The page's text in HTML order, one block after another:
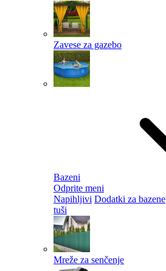
Zavese za gazebo
Bazeni
Odprite meni
Napihljivi Dodatki za bazene
tuši
Mreže za senčenje